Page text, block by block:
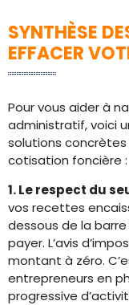
SYNTHÈSE
EFFACER
Pour vous aider à
administratif, voici
solutions
cotisation foncière :
1. Le respect du
vos recettes
dessous de la barre
payer. L’avis
montant à zéro.
entrepreneurs en
progressive